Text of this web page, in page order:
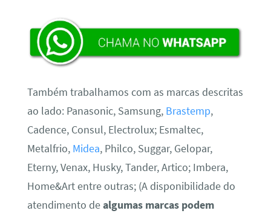
Também trabalhamos com as marcas descritas
ao lado: Panasonic, Samsung, Brastemp,
Cadence, Consul, Electrolux; Esmaltec,
Metalfrio, Midea, Philco, Suggar, Gelopar,
Eterny, Venax, Husky, Tander, Artico; Imbera,
Home&Art entre outras; (A disponibilidade do
atendimento dealgumas marcas podem